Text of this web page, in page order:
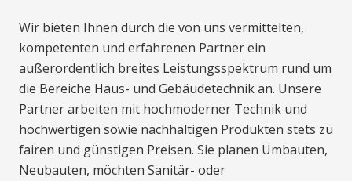
Wir bieten Ihnen durch die von uns vermittelten,
kompetenten und erfahrenen Partner ein
außerordentlich breites Leistungsspektrum rund um
die Bereiche Haus- und Gebäudetechnik an. Unsere
Partner arbeiten mit hochmoderner Technik und
hochwertigen sowie nachhaltigen Produkten stets zu
fairen und günstigen Preisen. Sie planen Umbauten,
Neubauten, möchten Sanitär- oder